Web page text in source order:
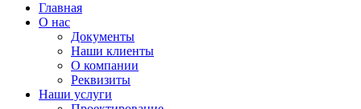
Главная
О нас
Документы
Наши клиенты
О компании
Реквизиты
Наши услуги